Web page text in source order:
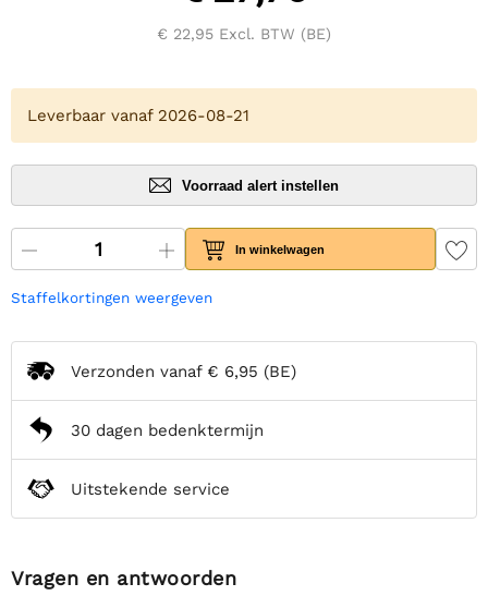
€ 22,95 Excl. BTW (BE)
Leverbaar vanaf 2026-08-21
Voorraad alert instellen
In winkelwagen
Staffelkortingen weergeven
Verzonden vanaf € 6,95 (BE)
30 dagen bedenktermijn
Uitstekende service
Vragen en antwoorden